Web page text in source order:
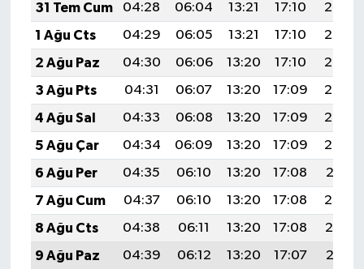
31 Tem Cum
04:28 06:04 13:21 17:10
20:27
1 Ağu Cts
04:29 06:05 13:21 17:10
20:26
2 Ağu Paz
04:30 06:06 13:20 17:10
20:25
3 Ağu Pts
04:31 06:07 13:20 17:09
20:24
4 Ağu Sal
04:33 06:08 13:20 17:09
20:23
5 Ağu Çar
04:34 06:09 13:20 17:09
20:22
6 Ağu Per
04:35 06:10 13:20 17:08
20:21
7 Ağu Cum
04:37 06:10 13:20 17:08
20:20
8 Ağu Cts
04:38 06:11 13:20 17:08
20:19
9 Ağu Paz
04:39 06:12 13:20 17:07
20:17